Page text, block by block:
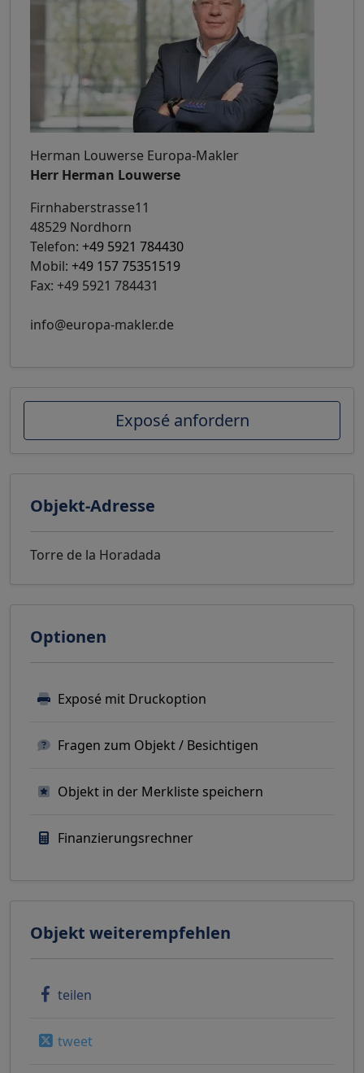
Herman Louwerse Europa-Makler
Herr Herman Louwerse
Firnhaberstrasse11
48529 Nordhorn
Telefon: +49 5921 784430
Mobil: +49 157 75351519
Fax: +49 5921 784431
info@europa-makler.de
Exposé anfordern
Objekt-Adresse
Torre de la Horadada
Optionen
Exposé mit Druckoption
Fragen zum Objekt / Besichtigen
Objekt in der Merkliste speichern
Finanzierungsrechner
Objekt weiterempfehlen
teilen
tweet